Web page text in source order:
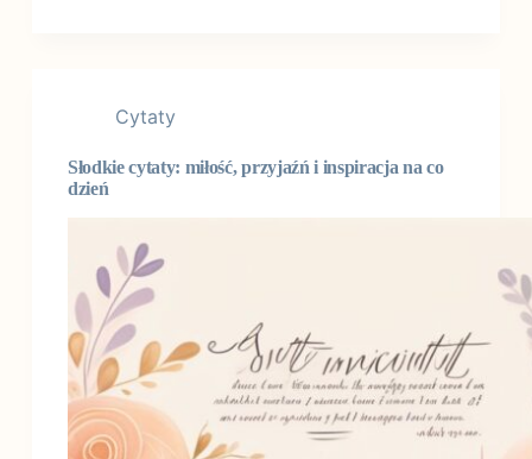
Cytaty
Słodkie cytaty: miłość, przyjaźń i inspiracja na co
dzień